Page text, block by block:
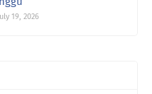
19, 2026